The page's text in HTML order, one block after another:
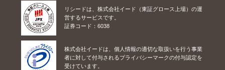
リシードは、株式会社イード（東証グロース上場）の運
営するサービスです。
証券コード：6038
株式会社イードは、個人情報の適切な取扱いを行う事業
者に対して付与されるプライバシーマークの付与認定を
受けています。